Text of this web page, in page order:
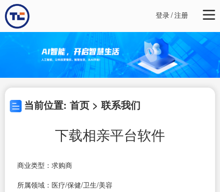
登录/注册
当前位置: 首页 > 联系我们
下载相亲平台软件
商业类型：求购商
所属领域：医疗/保健/卫生/美容